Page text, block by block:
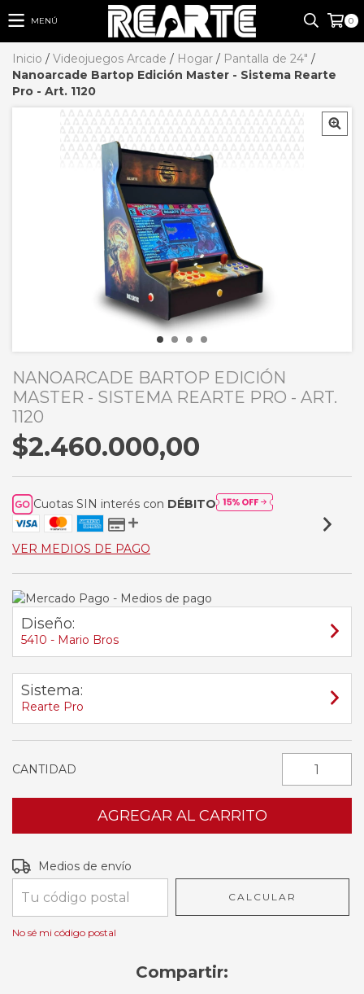
MENÚ 0
Inicio / Videojuegos Arcade / Hogar / Pantalla de 24" /
Nanoarcade Bartop Edición Master - Sistema Rearte
Pro - Art. 1120
NANOARCADE BARTOP EDICIÓN
MASTER - SISTEMA REARTE PRO - ART.
1120
$2.460.000,00
Cuotas SIN interés con DÉBITO
VER MEDIOS DE PAGO
Diseño:
5410 - Mario Bros
Sistema:
Rearte Pro
CANTIDAD
Entregas para el CP:
Medios de envío
CALCULAR
No sé mi código postal
Compartir: